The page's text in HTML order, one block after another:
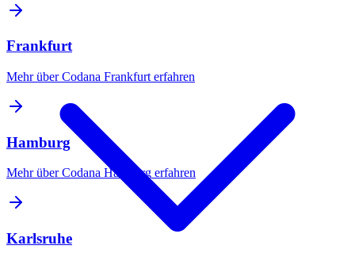
Frankfurt
Mehr über Codana Frankfurt erfahren
Hamburg
Mehr über Codana Hamburg erfahren
Karlsruhe